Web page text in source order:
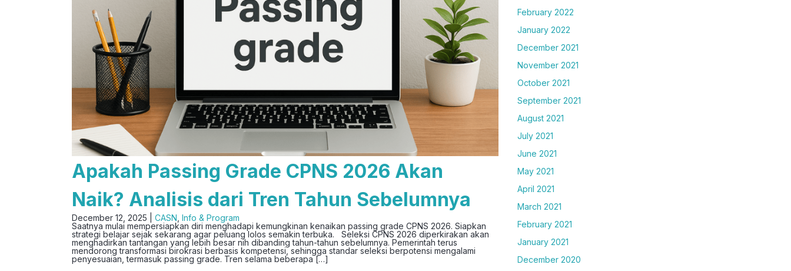
Apakah Passing Grade CPNS 2026 Akan
Naik? Analisis dari Tren Tahun Sebelumnya
December 12, 2025 | CASN Info & Program
Saatnya mulai mempersiapkan diri menghadapi kemungkinan kenaikan passing grade CPNS 2026. Siapkan
strategi belajar sejak sekarang agar peluang lolos semakin terbuka. Seleksi CPNS 2026 diperkirakan akan
menghadirkan tantangan yang lebih besar nih dibanding tahun-tahun sebelumnya. Pemerintah terus
mendorong transformasi birokrasi berbasis kompetensi, sehingga standar seleksi berpotensi mengalami
penyesuaian, termasuk passing grade. Tren selama beberapa […]
February 2022
January 2022
December 2021
November 2021
October 2021
September 2021
August 2021
July 2021
June 2021
May 2021
April 2021
March 2021
February 2021
January 2021
December 2020